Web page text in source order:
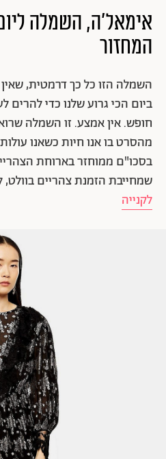
אימאל'ה, השמלה
המחזור
השמלה הזו כל כך דרמטית,
ביום הכי גרוע שלנו כדי להרים
חופש. אין אמצע. זו השמלה
מהסרט בו אנו חיות כשאנו
בסכו"ם ממוחזר בארוחת
שמחייבת הזמנת צהריים
לקנייה